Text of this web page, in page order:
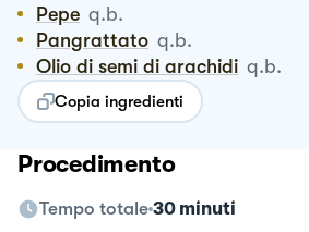
Pepe q.b.
Pangrattato q.b.
Olio di semi di arachidi q.b.
Copia ingredienti
Procedimento
Tempo totale 30 minuti